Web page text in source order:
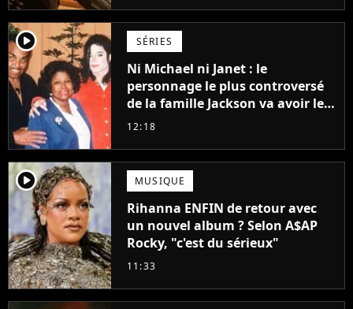
player2 SÉRIES
Ni Michael ni Janet : le
personnage le plus controversé
de la famille Jackson va avoir le
droit à sa propre série
12:18
player2 MUSIQUE
Rihanna ENFIN de retour avec
un nouvel album ? Selon A$AP
Rocky, "c'est du sérieux"
11:33